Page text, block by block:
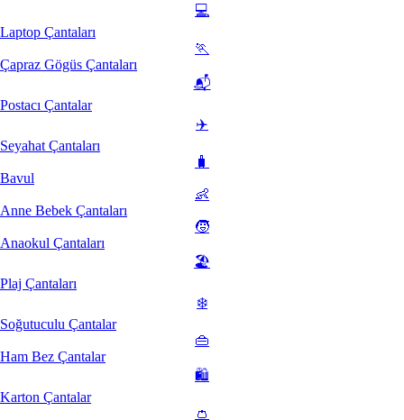
💻
Laptop Çantaları
🏃
Çapraz Gögüs Çantaları
📬
Postacı Çantalar
✈️
Seyahat Çantaları
🧳
Bavul
👶
Anne Bebek Çantaları
🧒
Anaokul Çantaları
🏖️
Plaj Çantaları
❄️
Soğutuculu Çantalar
👜
Ham Bez Çantalar
🛍️
Karton Çantalar
👛